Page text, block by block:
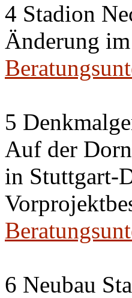
4 Stadion
Änderung
5
Auf der
in Stuttgart-
6 Neubau